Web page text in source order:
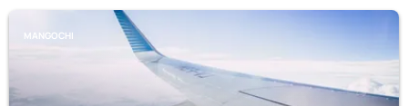
MANGOCHI